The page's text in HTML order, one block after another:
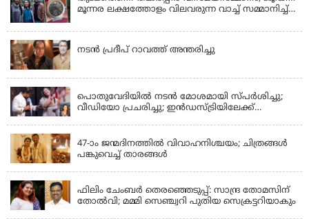
മൂന്നര ലക്ഷത്തോളം വിലവരുന്ന വാച്ച് സമ്മാനിച്ച്
നടൻ പ്രദീപ് റാവത്ത് അന്തരിച്ചു
പൊതുവേദിയില്‍ നടന്‍ മോശമായി സ്പര്‍ശിച്ചു;
വീഡിയോ പ്രചരിച്ചു; ഇന്‍ഡസ്ട്രിയിലേക്ക്
47-ാം ജന്മദിനത്തിൽ വിവാഹനിശ്ചയം; ചിത്രങ്ങള്‍
പങ്കുവെച്ച് താരങ്ങൾ
ഫിലിം ചേംബർ തെരഞ്ഞെടുപ്പ്: സാന്ദ്ര തോമസിന്
തോൽവി; മമ്മി സെഞ്ച്വറി പുതിയ സെക്രട്ടറിയാകും